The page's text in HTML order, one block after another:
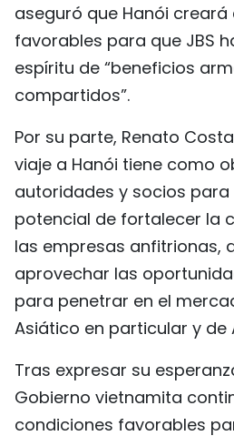
aseguró que Hanói
favorables para que JBS
espíritu de “beneficios
compartidos”.
Por su parte, Renato
viaje a Hanói tiene como
autoridades y socios para
potencial de fortalecer la
las empresas anfitrionas,
aprovechar las
para penetrar en el
Asiático en particular y de
Tras expresar su
Gobierno vietnamita
condiciones favorables